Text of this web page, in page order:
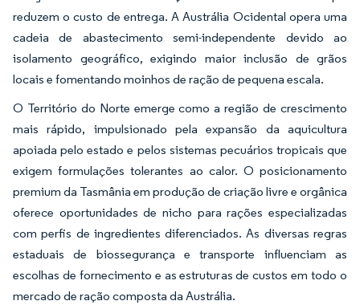
reduzem o custo de entrega. A Austrália Ocidental opera uma
cadeia de abastecimento semi-independente devido ao
isolamento geográfico, exigindo maior inclusão de grãos
locais e fomentando moinhos de ração de pequena escala.
O Território do Norte emerge como a região de crescimento
mais rápido, impulsionado pela expansão da aquicultura
apoiada pelo estado e pelos sistemas pecuários tropicais que
exigem formulações tolerantes ao calor. O posicionamento
premium da Tasmânia em produção de criação livre e orgânica
oferece oportunidades de nicho para rações especializadas
com perfis de ingredientes diferenciados. As diversas regras
estaduais de biossegurança e transporte influenciam as
escolhas de fornecimento e as estruturas de custos em todo o
mercado de ração composta da Austrália.